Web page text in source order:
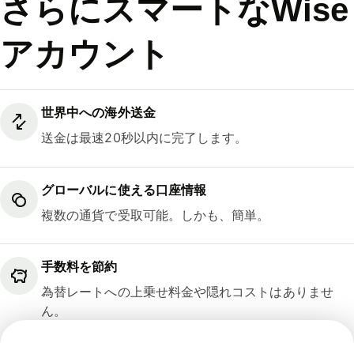
さらにスマートなWise
アカウント
世界中への海外送金
送金は最速20秒以内に完了します。
グローバルに使える口座情報
複数の通貨で受取可能。しかも、簡単。
手数料を節約
為替レートへの上乗せ料金や隠れコストはありませ
ん。